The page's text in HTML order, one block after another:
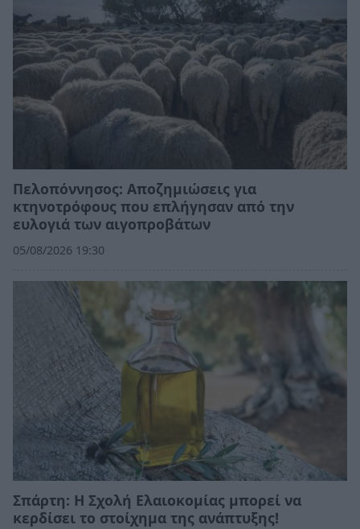
Πελοπόννησος: Αποζημιώσεις για
κτηνοτρόφους που επλήγησαν από την
ευλογιά των αιγοπροβάτων
05/08/2026 19:30
Σπάρτη: Η Σχολή Ελαιοκομίας μπορεί να
κερδίσει το στοίχημα της ανάπτυξης!